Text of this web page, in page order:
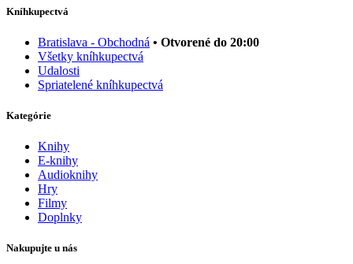
Kníhkupectvá
Bratislava - Obchodná • Otvorené do 20:00
Všetky kníhkupectvá
Udalosti
Spriatelené kníhkupectvá
Kategórie
Knihy
E-knihy
Audioknihy
Hry
Filmy
Doplnky
Nakupujte u nás